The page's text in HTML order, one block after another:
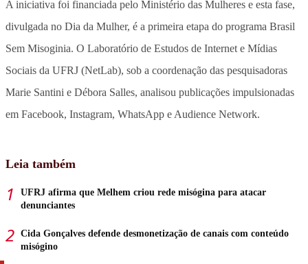
A iniciativa foi financiada pelo Ministério das Mulheres e esta fase,
divulgada no Dia da Mulher, é a primeira etapa do programa Brasil
Sem Misoginia. O Laboratório de Estudos de Internet e Mídias
Sociais da UFRJ (NetLab), sob a coordenação das pesquisadoras
Marie Santini e Débora Salles, analisou publicações impulsionadas
em Facebook, Instagram, WhatsApp e Audience Network.
Leia também
UFRJ afirma que Melhem criou rede misógina para atacar
denunciantes
Cida Gonçalves defende desmonetização de canais com conteúdo
misógino